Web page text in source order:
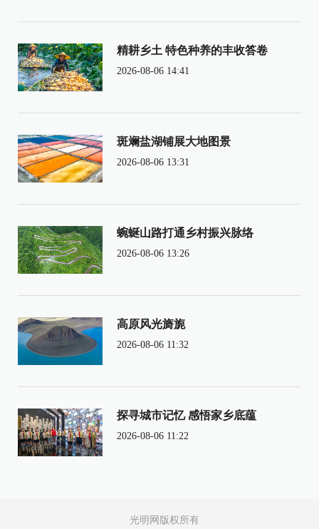
精耕乡土 特色种养的丰收答卷
2026-08-06 14:41
斑斓盐湖铺展大地图景
2026-08-06 13:31
蜿蜒山路打通乡村振兴脉络
2026-08-06 13:26
高原风光旖旎
2026-08-06 11:32
探寻城市记忆 感悟家乡底蕴
2026-08-06 11:22
光明网版权所有